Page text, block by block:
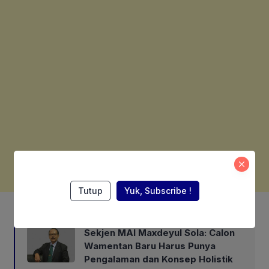
Sekjen MAI Maxdeyul Sola: Calon
Wamentan Baru Harus Punya
Pengalaman dan Konsep Holistik
Tutup Yuk, Subscribe !